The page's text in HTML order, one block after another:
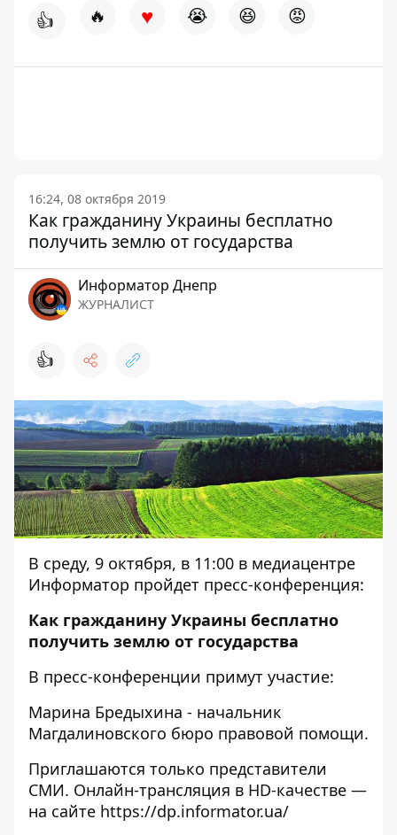
👍 🔥 ♥ 😭 😆 😡
16:24, 08 октября 2019
Как гражданину Украины бесплатно
получить землю от государства
Информатор Днепр
ЖУРНАЛИСТ
👍
В среду, 9 октября, в 11:00 в медиацентре
Информатор пройдет пресс-конференция:
Как гражданину Украины бесплатно
получить землю от государства
В пресс-конференции примут участие:
Марина Бредыхина - начальник
Магдалиновского бюро правовой помощи.
Приглашаются только представители
СМИ. Онлайн-трансляция в HD-качестве —
на сайте https://dp.informator.ua/